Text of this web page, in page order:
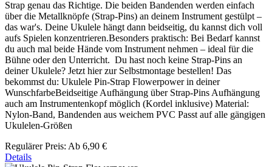
Strap genau das Richtige. Die beiden Bandenden werden einfach
über die Metallknöpfe (Strap-Pins) an deinem Instrument gestülpt –
das war's. Deine Ukulele hängt dann beidseitig, du kannst dich voll
aufs Spielen konzentrieren.Besonders praktisch: Bei Bedarf kannst
du auch mal beide Hände vom Instrument nehmen – ideal für die
Bühne oder den Unterricht. Du hast noch keine Strap-Pins an
deiner Ukulele? Jetzt hier zur Selbstmontage bestellen! Das
bekommst du: Ukulele Pin-Strap Flowerpower in deiner
WunschfarbeBeidseitige Aufhängung über Strap-Pins Aufhängung
auch am Instrumentenkopf möglich (Kordel inklusive) Material:
Nylon-Band, Bandenden aus weichem PVC Passt auf alle gängigen
Ukulelen-Größen
Regulärer Preis: Ab 6,90 €
Details